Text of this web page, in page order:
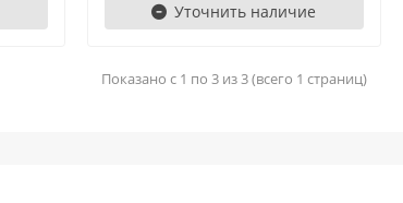
Уточнить наличие
Показано с 1 по 3 из 3 (всего 1 страниц)